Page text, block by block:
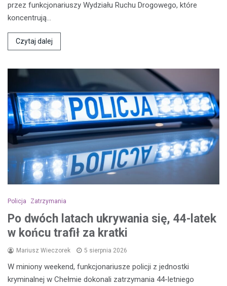
przez funkcjonariuszy Wydziału Ruchu Drogowego, które
koncentrują…
Czytaj dalej
Policja Zatrzymania
Po dwóch latach ukrywania się, 44-latek
w końcu trafił za kratki
Mariusz Wieczorek 5 sierpnia 2026
W miniony weekend, funkcjonariusze policji z jednostki
kryminalnej w Chełmie dokonali zatrzymania 44-letniego